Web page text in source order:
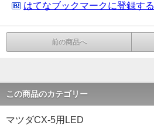
はてなブックマークに登録する
前の商品へ
この商品のカテゴリー
マツダCX-5用LED